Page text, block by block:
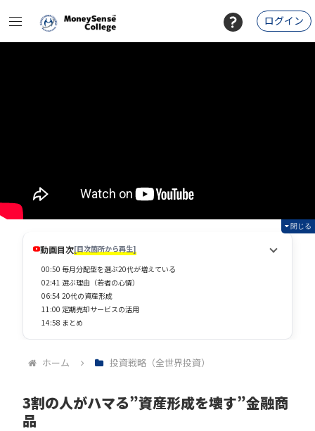
ログイン
ホーム 投資戦略（全世界投資）
3割の人がハマる”資産形成を壊す”金融商
品
閉じる
動画目次[目次箇所から再生]
00:50 毎月分配型を選ぶ20代が増えている
02:41 選ぶ理由（若者の心情）
06:54 20代の資産形成
11:00 定期売却サービスの活用
14:58 まとめ